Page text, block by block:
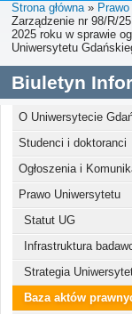
Strona główna»
Zarządzenie nr 98/R/
2025 roku w sprawie
Uniwersytetu
Biuletyn
O Uniwersytecie
Studenci i doktoranci
Ogłoszenia i
Prawo Uniwersytetu
Statut UG
Infrastruktura
Strategia
Baza aktów